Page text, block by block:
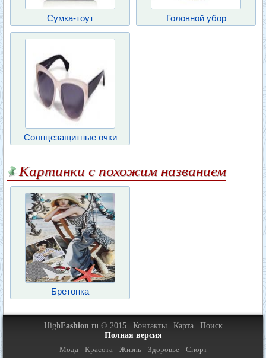
Сумка-тоут Головной убор
Солнцезащитные очки
Картинки с похожим названием
Бретонка
HighFashion.ru © 2015 Контакты Карта
Поиск
Полная версия
Мода
Красота Жизнь Здоровье Спорт